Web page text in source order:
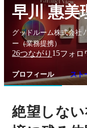
早川 惠美
グッドルーム株式会社
ー（業務提携）
26つながり 15フォロ
プロフィール スト
絶望しな